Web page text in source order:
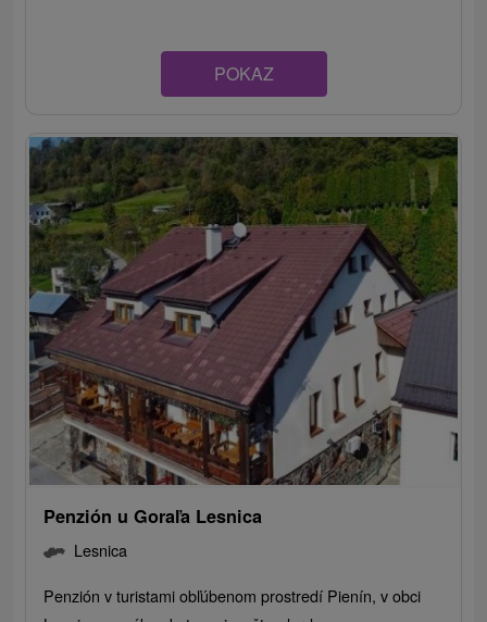
POKAZ
Penzión u Goraľa Lesnica
Lesnica
Penzión v turistami obľúbenom prostredí Pienín, v obci